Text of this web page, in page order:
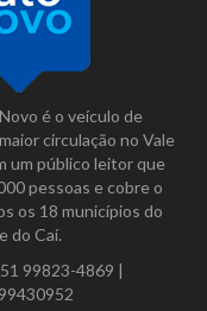
é o veículo de
circulação no Vale
um público leitor que
pessoas e cobre o
os 18 municípios do
do Caí.
51 99823-4869 |